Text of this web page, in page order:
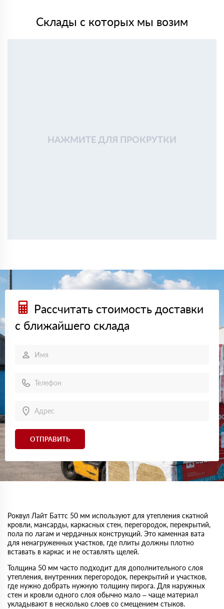
Склады с которых мы возим
НАЖМИТЕ ДЛЯ ПРОКРУТКИ
Рассчитать стоимость доставки
с ближайшего склада
ОТПРАВИТЬ
Роквул Лайт Баттс 50 мм используют для утепления скатной
кровли, мансарды, каркасных стен, перегородок, перекрытий,
пола по лагам и чердачных конструкций. Это каменная вата
для ненагруженных участков, где плиты должны плотно
вставать в каркас и не оставлять щелей.
Толщина 50 мм часто подходит для дополнительного слоя
утепления, внутренних перегородок, перекрытий и участков,
где нужно добрать нужную толщину пирога. Для наружных
стен и кровли одного слоя обычно мало – чаще материал
укладывают в несколько слоев со смещением стыков.